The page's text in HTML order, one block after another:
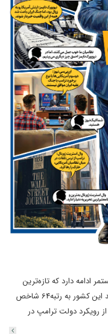
ادامه دارد که تازه‌ترین
گزارش سازمان گزارشگران بدون مرز نشان می‌دهد این کشور به رتبه64 شاخص
رویکرد دولت ترامپ در